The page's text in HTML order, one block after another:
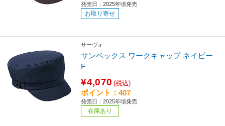
発売日：2025年頃発売
お取り寄せ
サーヴォ
サンペックス ワークキャップ ネイビー
F
¥4,070 (税込)
ポイント：407
発売日：2025年頃発売
在庫あり